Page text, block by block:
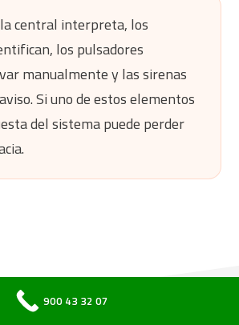
la central interpreta, los
los pulsadores
manualmente y las sirenas
Si uno de estos elementos
del sistema puede perder
900 43 32 07